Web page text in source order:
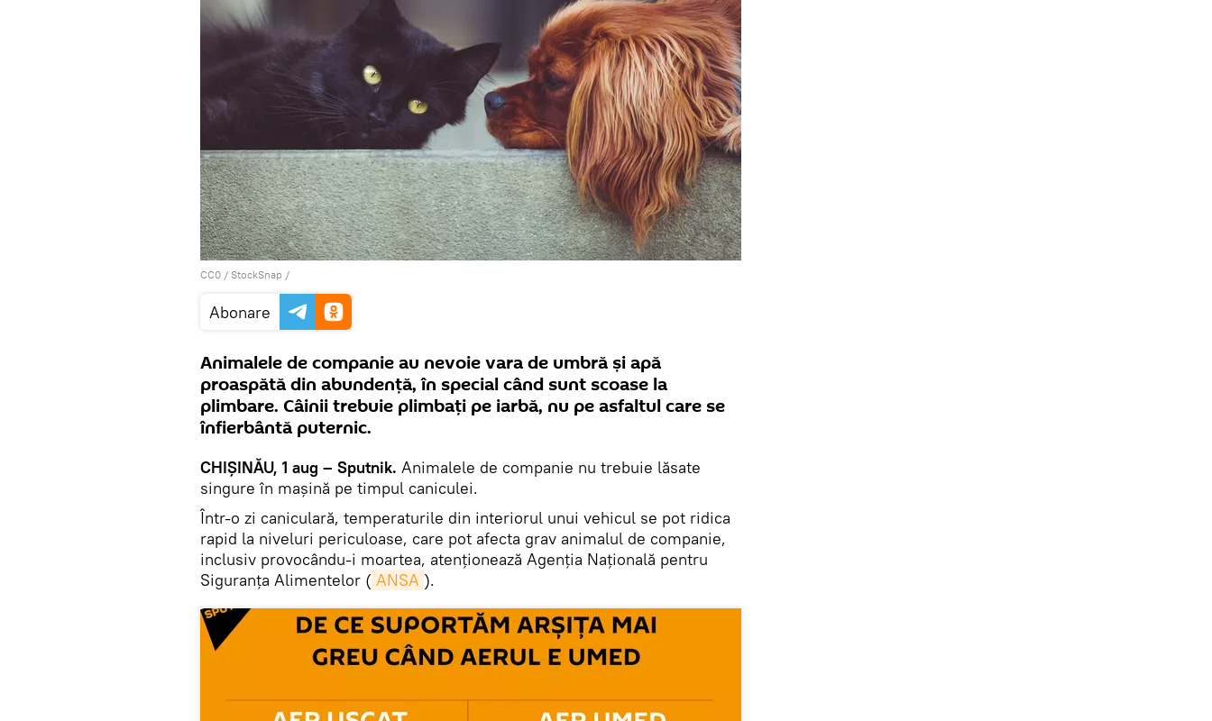
CC0 / StockSnap /
Abonare
Animalele de companie au nevoie vara de umbră și apă
proaspătă din abundență, în special când sunt scoase la
plimbare. Câinii trebuie plimbați pe iarbă, nu pe asfaltul care se
înfierbântă puternic.
CHIȘINĂU, 1 aug – Sputnik. Animalele de companie nu trebuie lăsate
singure în mașină pe timpul caniculei.
Într-o zi caniculară, temperaturile din interiorul unui vehicul se pot ridica
rapid la niveluri periculoase, care pot afecta grav animalul de companie,
inclusiv provocându-i moartea, atenționează Agenţia Naţională pentru
Siguranţa Alimentelor ( ANSA ).